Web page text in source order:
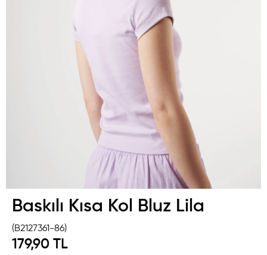
Baskılı Kısa Kol Bluz Lila
(B2127361-86)
179,90 TL